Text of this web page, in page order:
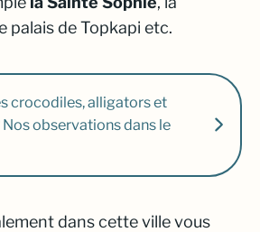
palais de Topkapi etc.
crocodiles, alligators et
Nos observations dans le
dans cette ville vous